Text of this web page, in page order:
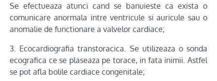
Se efectueaza atunci cand se banuieste ca exista o
comunicare anormala intre ventricule si auricule sau o
anomalie de functionare a valvelor cardiace;
3. Ecocardiografia transtoracica. Se utilizeaza o sonda
ecografica ce se plaseaza pe torace, in fata inimii. Astfel
se pot afla bolile cardiace congenitale;